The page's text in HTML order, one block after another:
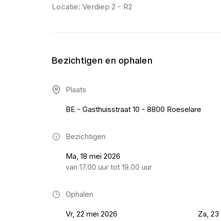
Locatie: Verdiep 2 - R2
Bezichtigen en ophalen
Plaats
BE - Gasthuisstraat 10 - 8800 Roeselare
Bezichtigen
Ma, 18 mei 2026
van 17.00 uur tot 19.00 uur
Ophalen
Vr, 22 mei 2026
Za,